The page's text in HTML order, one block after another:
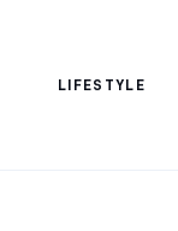
LIFESTYLE